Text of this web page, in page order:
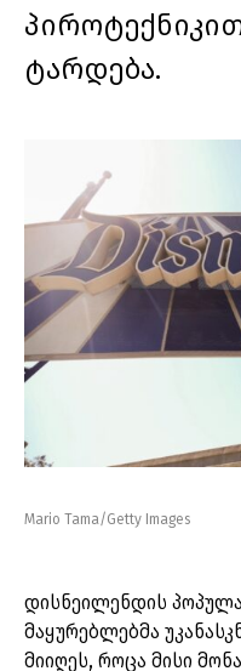
ტარდება.
Mario Tama/Getty Images
დისნეილენდის
მაყურებლებმა
მიიღეს, როცა მისი